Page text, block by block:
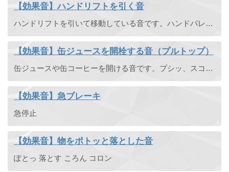
【効果音】ハンドリフトを引く音
ハンドリフトを引いて移動している音です。ハンドパレットトラック・工場・ガラガラガラガラ。
【効果音】缶ジュースを開栓する音（プルトップ）
缶ジュースや缶コーヒーを開ける音です。プシッ、スコッ。
【効果音】急ブレーキ
急停止
【効果音】物をポトッと落とした音
ぽとっ 落とす ころん コロン